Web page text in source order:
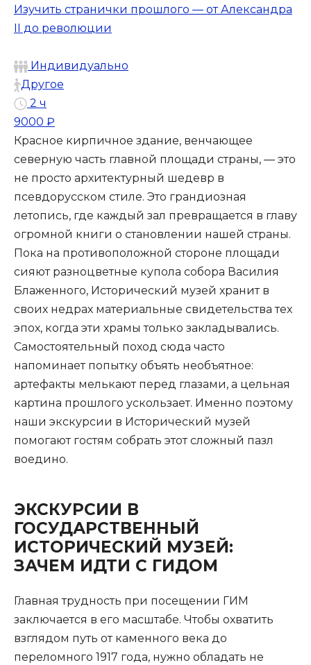
Изучить странички прошлого — от Александра
II до революции
Индивидуально
Другое
2 ч
9000 ₽
Красное кирпичное здание, венчающее
северную часть главной площади страны, — это
не просто архитектурный шедевр в
псевдорусском стиле. Это грандиозная
летопись, где каждый зал превращается в главу
огромной книги о становлении нашей страны.
Пока на противоположной стороне площади
сияют разноцветные купола собора Василия
Блаженного, Исторический музей хранит в
своих недрах материальные свидетельства тех
эпох, когда эти храмы только закладывались.
Самостоятельный поход сюда часто
напоминает попытку объять необъятное:
артефакты мелькают перед глазами, а цельная
картина прошлого ускользает. Именно поэтому
наши экскурсии в Исторический музей
помогают гостям собрать этот сложный пазл
воедино.
ЭКСКУРСИИ В
ГОСУДАРСТВЕННЫЙ
ИСТОРИЧЕСКИЙ МУЗЕЙ:
ЗАЧЕМ ИДТИ С ГИДОМ
Главная трудность при посещении ГИМ
заключается в его масштабе. Чтобы охватить
взглядом путь от каменного века до
переломного 1917 года, нужно обладать не